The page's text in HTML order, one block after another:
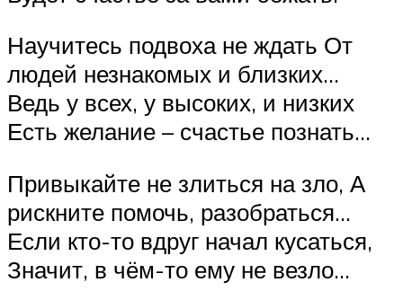
Научитесь подвоха не ждать От
людей незнакомых и близких…
Ведь у всех, у высоких, и низких
Есть желание – счастье познать…
Привыкайте не злиться на зло, А
рискните помочь, разобраться…
Если кто-то вдруг начал кусаться,
Значит, в чём-то ему не везло…